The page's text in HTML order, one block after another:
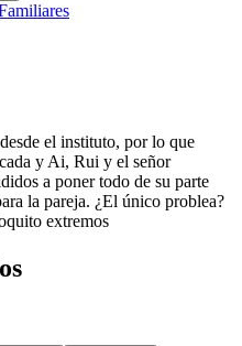
el instituto, por lo que
y Ai, Rui y el señor
a poner todo de su parte
la pareja. ¿El único problea?
extremos